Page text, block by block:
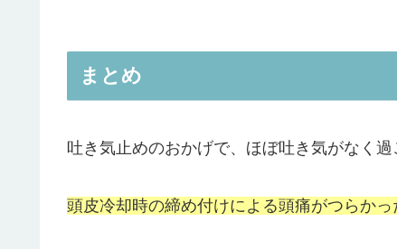
まとめ
吐き気止めのおかげで、ほぼ吐き気がなく過
頭皮冷却時の締め付けによる頭痛がつらかっ